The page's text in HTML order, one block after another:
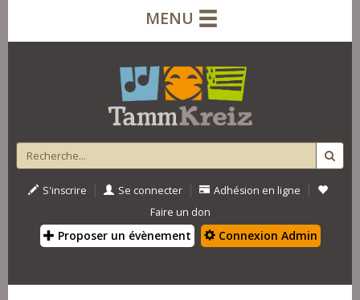
MENU
S'inscrire | Se connecter | Adhésion en ligne |
Faire un don
Proposer un évènement Connexion Admin